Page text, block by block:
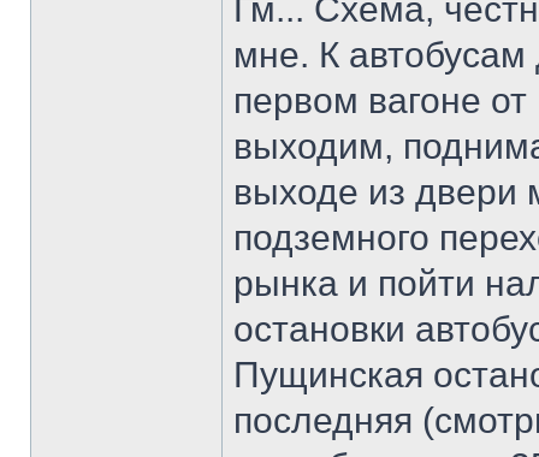
Гм... Схема,
мне. К автобусам
первом вагоне
выходим,
выходе из двери
подземного
рынка и пойти
остановки
Пущинская
последняя